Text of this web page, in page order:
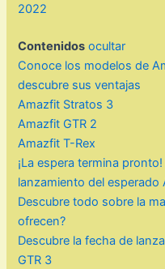
2022
Contenidos ocultar
Conoce los modelos de
descubre sus ventajas
Amazfit Stratos 3
Amazfit GTR 2
Amazfit T-Rex
¡La espera termina
lanzamiento del esperado
Descubre todo sobre la
ofrecen?
Descubre la fecha de
GTR 3